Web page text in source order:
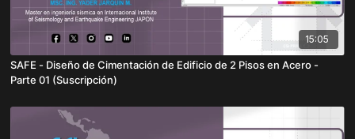
15:05
SAFE - Diseño de Cimentación de Edificio de 2 Pisos en Acero -
Parte 01 (Suscripción)